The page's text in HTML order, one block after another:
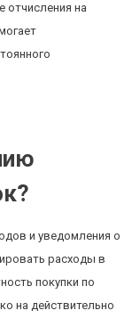
отчисления на
и уведомления о
расходы в
покупки по
на действительно